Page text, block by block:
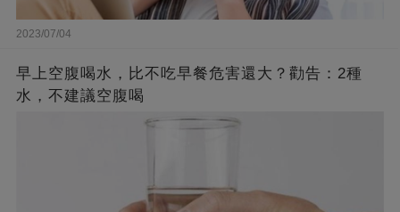
2023/07/04
早上空腹喝水，比不吃早餐危害還大？勸告：2種
水，不建議空腹喝